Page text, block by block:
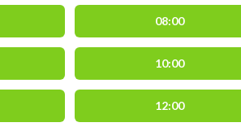
08:00
10:00
12:00